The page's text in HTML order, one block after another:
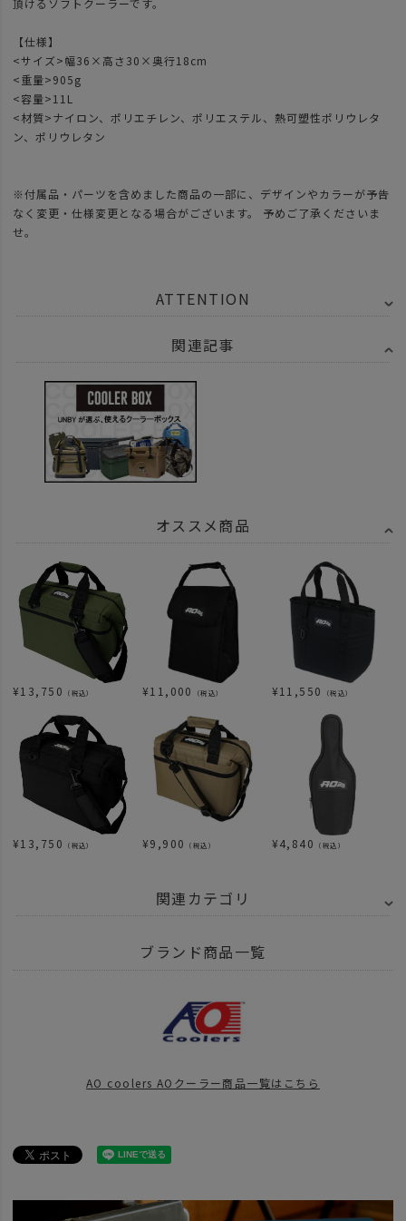
頂けるソフトクーラーです。
【仕様】
<サイズ>幅36×高さ30×奥行18cm
<重量>905g
<容量>11L
<材質>ナイロン、ポリエチレン、ポリエステル、熱可塑性ポリウレタ
ン、ポリウレタン
※付属品・パーツを含めました商品の一部に、デザインやカラーが予告
なく変更・仕様変更となる場合がございます。 予めご了承くださいま
せ。
ATTENTION
関連記事
オススメ商品
¥13,750 （税込） ¥11,000 （税込） ¥11,550 （税込）
¥13,750 （税込） ¥9,900 （税込） ¥4,840 （税込）
関連カテゴリ
アウトドア・キャンプ用品 その他
AO coolers - AOクーラー
AO COOLER
news AO coolers
ブランド商品一覧
AO coolers AOクーラー商品一覧はこちら